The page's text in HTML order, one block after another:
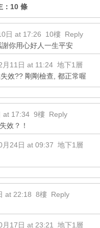
：10 條
日 at 17:26 10樓 Reply
你用心好人一生平安
月11日 at 11:24 地下1層
效?? 剛剛檢查, 都正常喔
at 17:34 9樓 Reply
效？！
月24日 at 09:37 地下1層
at 22:18 8樓 Reply
月17日 at 23:21
地下1層